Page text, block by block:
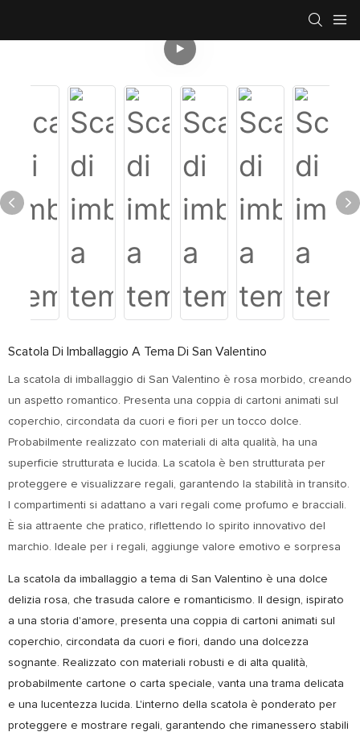
Scatola Di Imballaggio A Tema Di San Valentino
La scatola di imballaggio di San Valentino è rosa morbido, creando
un aspetto romantico. Presenta una coppia di cartoni animati sul
coperchio, circondata da cuori e fiori per un tocco dolce.
Probabilmente realizzato con materiali di alta qualità, ha una
superficie strutturata e lucida. La scatola è ben strutturata per
proteggere e visualizzare regali, garantendo la stabilità in transito.
I compartimenti si adattano a vari regali come profumo e bracciali.
È sia attraente che pratico, riflettendo lo spirito innovativo del
marchio. Ideale per i regali, aggiunge valore emotivo e sorpresa
La scatola da imballaggio a tema di San Valentino è una dolce
delizia rosa, che trasuda calore e romanticismo. Il design, ispirato
a una storia d'amore, presenta una coppia di cartoni animati sul
coperchio, circondata da cuori e fiori, dando una dolcezza
sognante. Realizzato con materiali robusti e di alta qualità,
probabilmente cartone o carta speciale, vanta una trama delicata
e una lucentezza lucida. L'interno della scatola è ponderato per
proteggere e mostrare regali, garantendo che rimanessero stabili